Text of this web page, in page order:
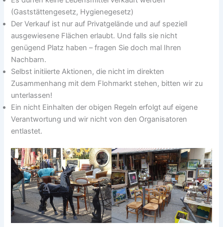
(Gaststättengesetz, Hygienegesetz)
Der Verkauf ist nur auf Privatgelände und auf speziell
ausgewiesene Flächen erlaubt. Und falls sie nicht
genügend Platz haben – fragen Sie doch mal Ihren
Nachbarn.
Selbst initiierte Aktionen, die nicht im direkten
Zusammenhang mit dem Flohmarkt stehen, bitten wir zu
unterlassen!
Ein nicht Einhalten der obigen Regeln erfolgt auf eigene
Verantwortung und wir nicht von den Organisatoren
entlastet.